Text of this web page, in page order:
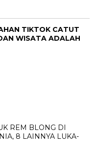
TIKTOK CATUT
WISATA ADALAH